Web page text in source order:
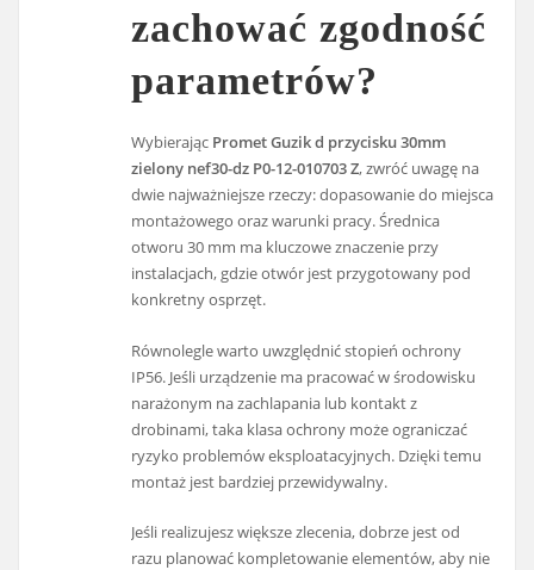
zachować zgodność
parametrów?
Wybierając Promet Guzik d przycisku 30mm
zielony nef30-dz P0-12-010703 Z, zwróć uwagę na
dwie najważniejsze rzeczy: dopasowanie do miejsca
montażowego oraz warunki pracy. Średnica
otworu 30 mm ma kluczowe znaczenie przy
instalacjach, gdzie otwór jest przygotowany pod
konkretny osprzęt.
Równolegle warto uwzględnić stopień ochrony
IP56. Jeśli urządzenie ma pracować w środowisku
narażonym na zachlapania lub kontakt z
drobinami, taka klasa ochrony może ograniczać
ryzyko problemów eksploatacyjnych. Dzięki temu
montaż jest bardziej przewidywalny.
Jeśli realizujesz większe zlecenia, dobrze jest od
razu planować kompletowanie elementów, aby nie